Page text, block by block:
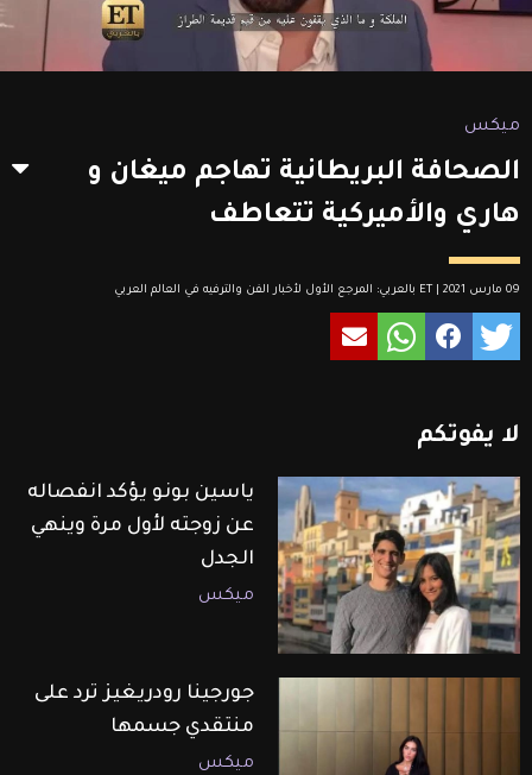
ميكس
الصحافة البريطانية تهاجم ميغان و
هاري والأميركية تتعاطف
09 مارس 2021 | ET بالعربي: المرجع الأول لأخبار الفن والترفيه في العالم العربي
لا يفوتكم
ياسين بونو يؤكد انفصاله
عن زوجته لأول مرة وينهي
الجدل
ميكس
جورجينا رودريغيز ترد على
منتقدي جسمها
ميكس